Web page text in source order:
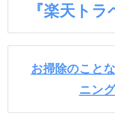
『楽天トラ
お掃除のこと
ニン